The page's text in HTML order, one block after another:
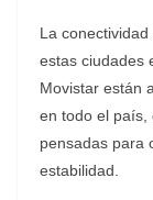
La
estas ciudades
Movistar están
en todo el país,
pensadas para
estabilidad.